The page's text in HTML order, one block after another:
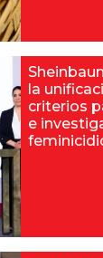
la
criterios
e